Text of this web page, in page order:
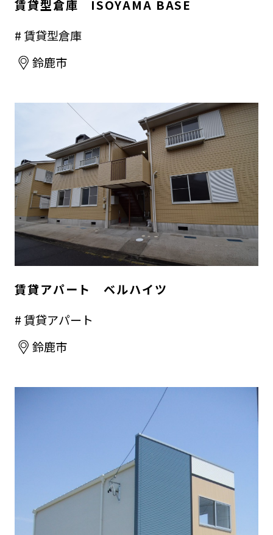
賃貸型倉庫 ISOYAMA BASE
# 賃貸型倉庫
鈴鹿市
賃貸アパート ベルハイツ
# 賃貸アパート
鈴鹿市